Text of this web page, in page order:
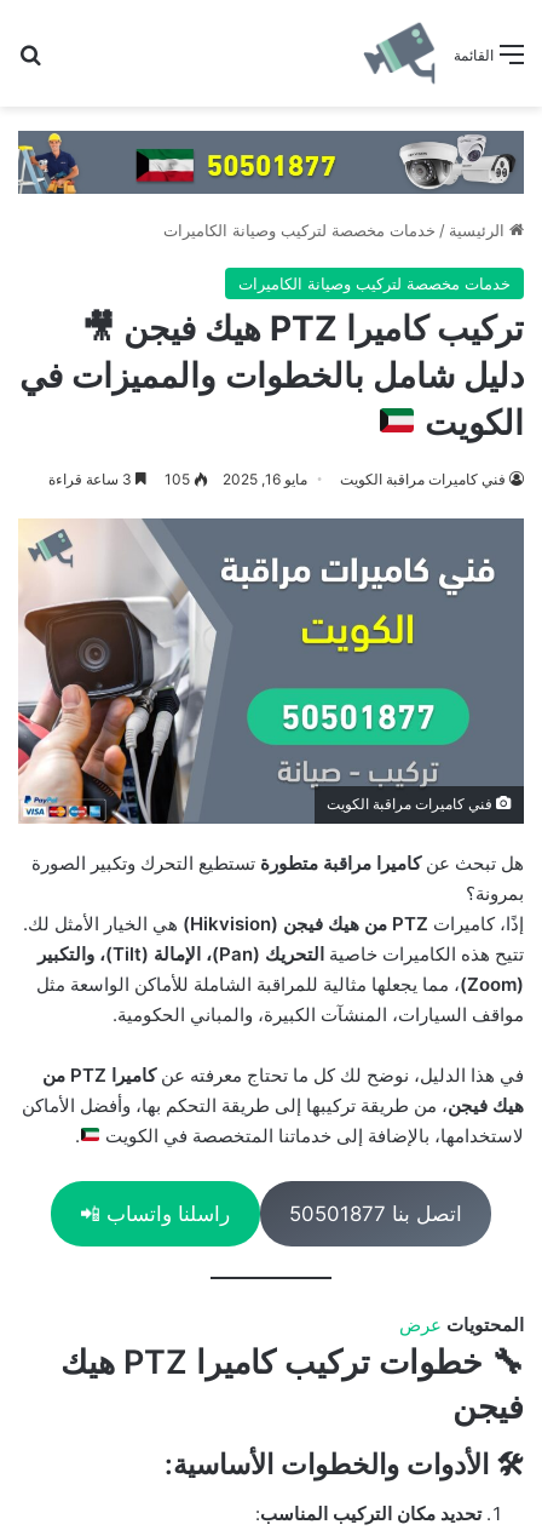
القائمة
الرئيسية / خدمات مخصصة لتركيب وصيانة الكاميرات
خدمات مخصصة لتركيب وصيانة الكاميرات
تركيب كاميرا PTZ هيك فيجن
🎥
دليل شامل بالخطوات والمميزات في
الكويت
فني كاميرات مراقبة الكويت مايو 16, 2025 105
فني كاميرات مراقبة الكويت
هل تبحث عنكاميرا مراقبة متطورة تستطيع التحرك وتكبير الصورة
بمرونة؟
إذًا، كاميرات PTZ من هيك فيجن (Hikvision)
هي الخيار الأمثل لك.
تتيح هذه الكاميرات خاصية
التحريك (Pan)، الإمالة (Tilt)، والتكبير
(Zoom)
، مما يجعلها مثالية للمراقبة الشاملة للأماكن الواسعة مثل
مواقف السيارات، المنشآت الكبيرة، والمباني الحكومية.
في هذا الدليل، نوضح لك كل ما تحتاج معرفته عن
كاميرا PTZ من
هيك فيجن، من طريقة تركيبها إلى طريقة التحكم بها، وأفضل الأماكن
لاستخدامها، بالإضافة إلى خدماتنا المتخصصة في الكويت
.
اتصل بنا 50501877 راسلنا واتساب 📲
المحتويات عرض
🔧 خطوات تركيب كاميرا PTZ هيك
فيجن
🛠️ الأدوات والخطوات الأساسية:
تحديد مكان التركيب المناسب: